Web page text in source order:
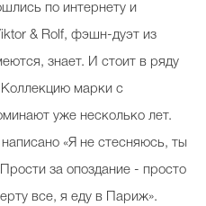
по интернету и
& Rolf, фэшн-дуэт из
знает. И стоит в ряду
Коллекцию марки с
уже несколько лет.
«Я не стесняюсь, ты
за опоздание - просто
все, я еду в Париж».